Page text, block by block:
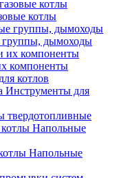
котлы
группы, дымоходы
компоненты
котлов
Инструменты для
твердотопливные
Напольные
Напольные